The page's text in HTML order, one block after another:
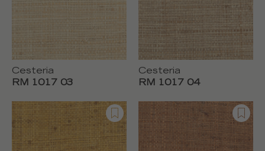
Cesteria
RM 1017 03
Cesteria
RM 1017 04